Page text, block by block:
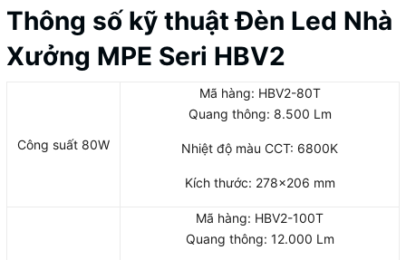
Thông số kỹ thuật Đèn Led Nhà
Xưởng MPE Seri HBV2
Công suất 80W
Mã hàng: HBV2-80T
Quang thông: 8.500 Lm
Nhiệt độ màu CCT: 6800K
Kích thước: 278×206 mm
Mã hàng: HBV2-100T
Quang thông: 12.000 Lm